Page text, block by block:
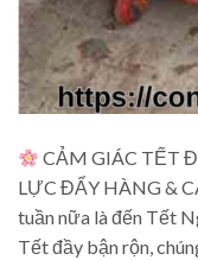
CẢM GIÁC TẾT
LỰC ĐẨY HÀNG &
tuần nữa là đến Tết
Tết đầy bận rộn,